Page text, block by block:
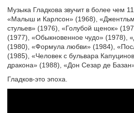
Музыка Гладкова звучит в более чем
«Малыш и Карлсон» (1968),
стульев» (1976), «Голубой щенок»
(1977), «Обыкновенное чудо» (1978),
(1980), «Формула любви» (1984),
(1985), «Человек с бульвара
дракона» (1988), «Дон Сезар де
Гладков-это эпоха.